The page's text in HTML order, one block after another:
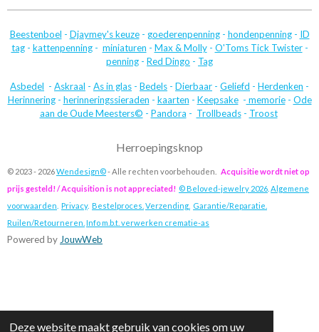
Deze website maakt gebruik van cookies om uw
Beestenboel - Djaymey's keuze- goederenpenning- hondenpenning- ID
tag- kattenpenning- miniaturen - Max & Molly- O'Toms Tick Twister-
penning - Red Dingo - Tag
Asbedel - Askraal - As in glas - Bedels - Dierbaar - Geliefd - Herdenken -
Herinnering- herinneringssieraden - kaarten - Keepsake- memorie- Ode
aan de Oude Meesters© - Pandora - Trollbeads- Troost
Herroepingsknop
© 2023 - 2026Wendesign©- Alle rechten voorbehouden.
Acquisitie wordt niet op
prijs gesteld! / Acquisition is not appreciated! © Beloved-jewelry 2026 Algemene
voorwaarden Privacy. Bestelproces. Verzending. Garantie/Reparatie.
Ruilen/Retourneren. Info m.b.t. verwerken crematie-as
Powered by JouwWeb